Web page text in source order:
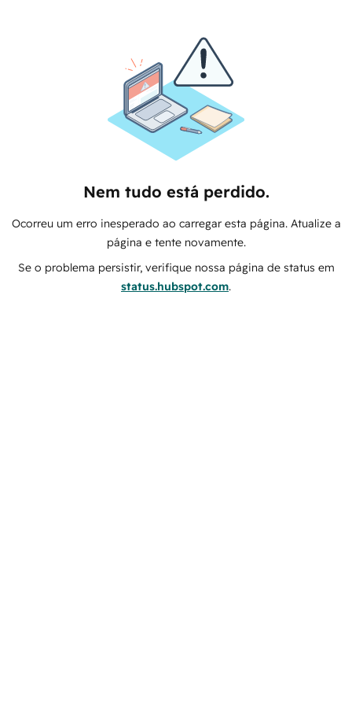
Nem tudo está perdido.
Ocorreu um erro inesperado ao carregar esta página. Atualize a
página e tente novamente.
Se o problema persistir, verifique nossa página de status em
status.hubspot.com.